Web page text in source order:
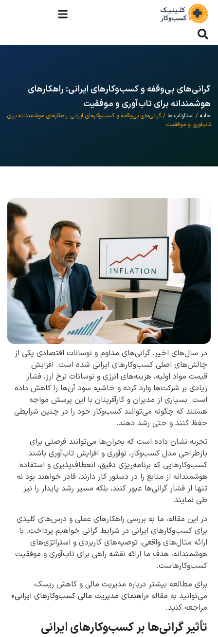
گرانی‌های بی‌وقفه و کسب‌وکارهای ایرانی: راهکارهای
هوشمندانه برای تاب‌آوری و موفقیت
خانه / استارتاپ ها / گرانی‌های بی‌وقفه و کسب‌وکارهای ایرانی: راهکارهای هوشمندانه برای
تاب‌آوری و موفقیت
در سال‌های اخیر، گرانی‌های مداوم و نوسانات اقتصادی یکی از
چالش‌های اصلی کسب‌وکارهای ایرانی شده است. افزایش
قیمت مواد اولیه، هزینه‌های انرژی و نوسانات نرخ ارز، فشار
زیادی بر شرکت‌ها وارد کرده و حاشیه سود آن‌ها را کاهش داده
است. بسیاری از مدیران و کارآفرینان با این پرسش مواجه
هستند که چگونه می‌توانند کسب‌وکار خود را در چنین شرایطی
حفظ کنند و حتی رشد دهند.
تجربه نشان داده است که بحران‌ها می‌توانند فرصتی برای
بازطراحی مدل کسب‌وکار، نوآوری و افزایش تاب‌آوری باشند.
کسب‌وکارهایی که برنامه‌ریزی دقیق، انعطاف‌پذیری و استفاده
هوشمندانه از منابع را در دستور کار دارند، قادر خواهند بود نه
تنها از فشار گرانی‌ها عبور کنند، بلکه مسیر رشد پایدار را نیز
طی نمایند.
در این مقاله، ما به بررسی راهکارهای عملی و درس‌های کلیدی
برای کسب‌وکارهای ایرانی در شرایط گرانی خواهیم پرداخت. با
ارائه مثال‌های واقعی، توصیه‌های کاربردی و استراتژی‌های
هوشمندانه، هدف ما ارائه نقشه راهی برای تاب‌آوری و موفقیت
کسب‌وکارهاست.
برای مطالعه بیشتر درباره مدیریت مالی و کاهش ریسک،
می‌توانید به مقاله «راهنمای مدیریت مالی کسب‌وکارهای ایرانی»
مراجعه کنید.
تأثیر گرانی‌ها بر کسب‌وکارهای ایرانی